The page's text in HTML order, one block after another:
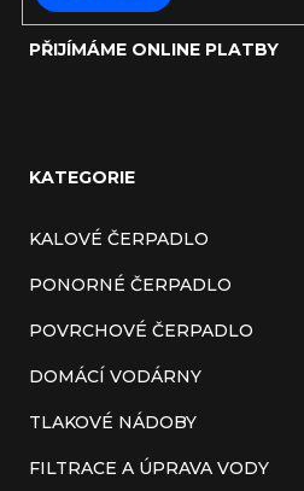
PŘIJÍMÁME ONLINE PLATBY
KATEGORIE
KALOVÉ ČERPADLO
PONORNÉ ČERPADLO
POVRCHOVÉ ČERPADLO
DOMÁCÍ VODÁRNY
TLAKOVÉ NÁDOBY
FILTRACE A ÚPRAVA VODY